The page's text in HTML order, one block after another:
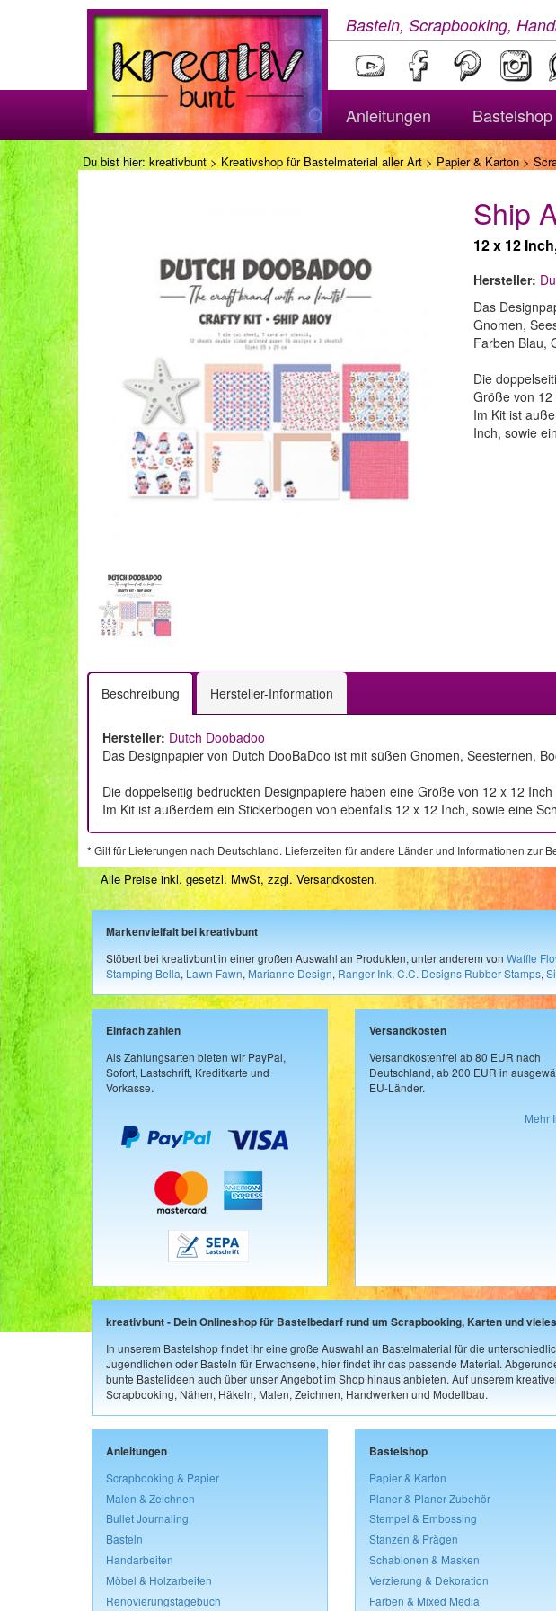
Basteln, Scrapbooking,
Anleitungen Bastelshop
Du bist hier: kreativbunt > Kreativshop für Bastelmaterial aller Art> Papier & Karton>
Ship
12 x 12
Hersteller:
Das
Gnomen,
Farben Blau,
Die
Größe von
Im Kit ist
Inch, sowie
Beschreibung Hersteller-Information
Hersteller: Dutch Doobadoo
Das Designpapier von Dutch DooBaDoo ist mit süßen Gnomen, Seesternen,
Die doppelseitig bedruckten Designpapiere haben eine Größe von 12 x 12
Im Kit ist außerdem ein Stickerbogen von ebenfalls 12 x 12 Inch, sowie eine
* Gilt für Lieferungen nach Deutschland. Lieferzeiten für andere Länder und Informationen zur
Alle Preise inkl. gesetzl. MwSt, zzgl. Versandkosten.
Markenvielfalt bei kreativbunt
Stöbert bei kreativbunt in einer großen Auswahl an Produkten, unter anderem von Waffle
Stamping Bella, Lawn Fawn, Marianne Design, Ranger Ink, C.C. Designs Rubber Stamps,
Einfach zahlen
Als Zahlungsarten bieten wir PayPal,
Sofort, Lastschrift, Kreditkarte und
Vorkasse.
Versandkosten
Versandkostenfrei ab 80 EUR nach
Deutschland, ab 200 EUR in
EU-Länder.
Mehr
kreativbunt - Dein Onlineshop für Bastelbedarf rund um Scrapbooking, Karten und
In unserem Bastelshop findet ihr eine große Auswahl an Bastelmaterial für die
Jugendlichen oder Basteln für Erwachsene, hier findet ihr das passende Material.
bunte Bastelideen auch über unser Angebot im Shop hinaus anbieten. Auf unserem
Scrapbooking, Nähen, Häkeln, Malen, Zeichnen, Handwerken und Modellbau.
Anleitungen
Scrapbooking & Papier
Malen & Zeichnen
Bullet Journaling
Basteln
Handarbeiten
Möbel & Holzarbeiten
Renovierungstagebuch
Bastelshop
Papier & Karton
Planer & Planer-Zubehör
Stempel & Embossing
Stanzen & Prägen
Schablonen & Masken
Verzierung & Dekoration
Farben & Mixed Media